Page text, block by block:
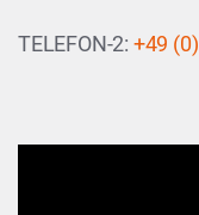
TELEFON-2: +49